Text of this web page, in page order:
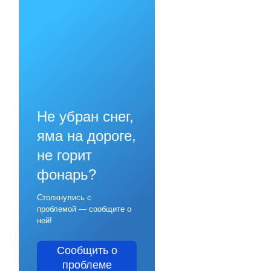
Не убран снег,
яма на дороге,
не горит
фонарь?
Столкнулись с
проблемой — сообщите о
ней!
Сообщить о
проблеме